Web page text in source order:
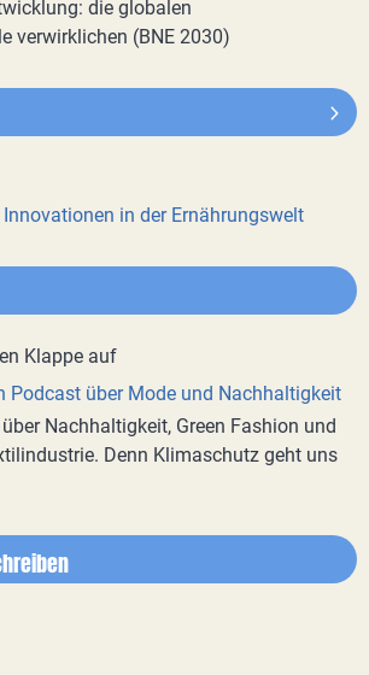
die globalen
verwirklichen (BNE 2030)
in der Ernährungswelt
Podcast über Mode und Nachhaltigkeit
Nachhaltigkeit, Green Fashion und
Denn Klimaschutz geht uns